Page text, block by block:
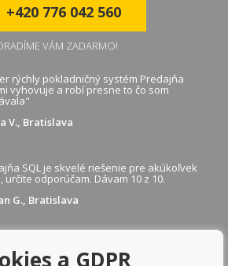
+420 776 042 560
VÁM ZADARMO!
rýchly pokladničný systém Predajňa
vyhovuje a robí presne to čo som
V., Bratislava
SQL je skvelé riešenie pre akúkoľvek
určite odporúčam. Dávam 10 z 10.
G., Bratislava
a GDPR